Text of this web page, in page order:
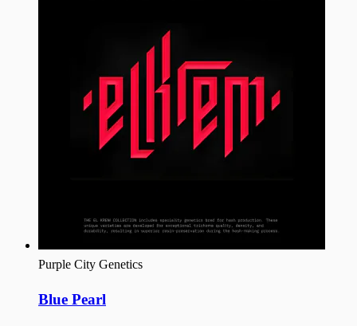
Purple City Genetics
Blue Pearl